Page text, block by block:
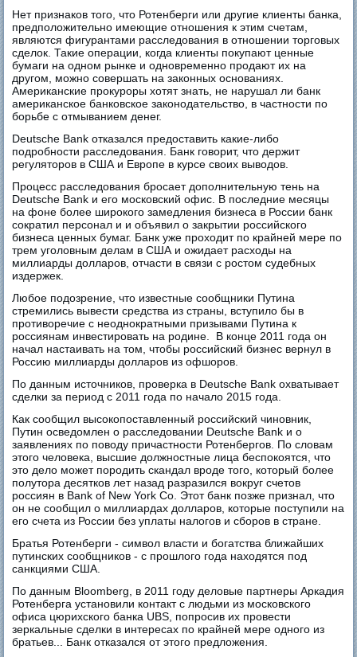
Нет признаков того, что Ротенберги или другие клиенты банка,
предположительно имеющие отношения к этим счетам,
являются фигурантами расследования в отношении торговых
сделок. Такие операции, когда клиенты покупают ценные
бумаги на одном рынке и одновременно продают их на
другом, можно совершать на законных основаниях.
Американские прокуроры хотят знать, не нарушал ли банк
американское банковское законодательство, в частности по
борьбе с отмыванием денег.
Deutsche Bank отказался предоставить какие-либо
подробности расследования. Банк говорит, что держит
регуляторов в США и Европе в курсе своих выводов.
Процесс расследования бросает дополнительную тень на
Deutsche Bank и его московский офис. В последние месяцы
на фоне более широкого замедления бизнеса в России банк
сократил персонал и и объявил о закрытии российского
бизнеса ценных бумаг. Банк уже проходит по крайней мере по
трем уголовным делам в США и ожидает расходы на
миллиарды долларов, отчасти в связи с ростом судебных
издержек.
Любое подозрение, что известные сообщники Путина
стремились вывести средства из страны, вступило бы в
противоречие с неоднократными призывами Путина к
россиянам инвестировать на родине. В конце 2011 года он
начал настаивать на том, чтобы российский бизнес вернул в
Россию миллиарды долларов из офшоров.
По данным источников, проверка в Deutsche Bank охватывает
сделки за период с 2011 года по начало 2015 года.
Как сообщил высокопоставленный российский чиновник,
Путин осведомлен о расследовании Deutsche Bank и о
заявлениях по поводу причастности Ротенбергов. По словам
этого человека, высшие должностные лица беспокоятся, что
это дело может породить скандал вроде того, который более
полутора десятков лет назад разразился вокруг счетов
россиян в Bank of New York Co. Этот банк позже признал, что
он не сообщил о миллиардах долларов, которые поступили на
его счета из России без уплаты налогов и сборов в стране.
Братья Ротенберги - символ власти и богатства ближайших
путинских сообщников - с прошлого года находятся под
санкциями США.
По данным Bloomberg, в 2011 году деловые партнеры Аркадия
Ротенберга установили контакт с людьми из московского
офиса цюрихского банка UBS, попросив их провести
зеркальные сделки в интересах по крайней мере одного из
братьев... Банк отказался от этого предложения.